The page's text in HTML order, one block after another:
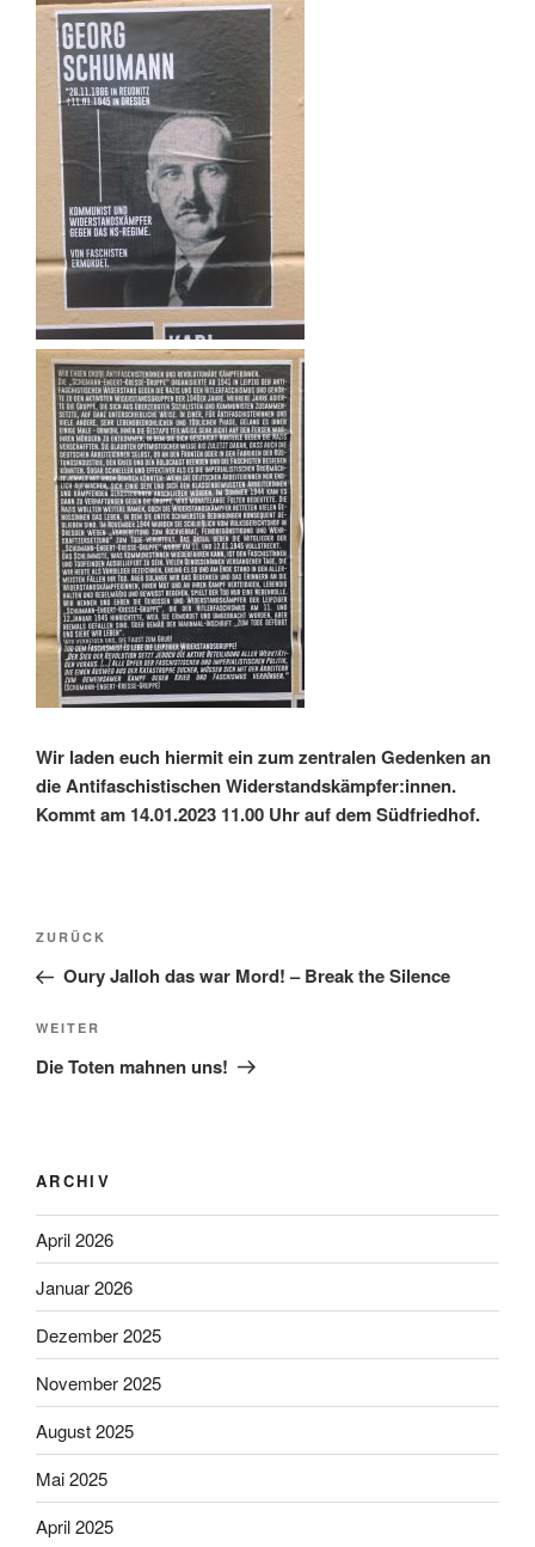
Wir laden euch hiermit ein zum zentralen Gedenken an
die Antifaschistischen Widerstandskämpfer:innen.
Kommt am 14.01.2023 11.00 Uhr auf dem Südfriedhof.
Beitragsnavigation
Vorheriger
Beitrag
ZURÜCK
Oury Jalloh das war Mord! – Break the Silence
Nächster
Beitrag
WEITER
Die Toten mahnen uns!
ARCHIV
April 2026
Januar 2026
Dezember 2025
November 2025
August 2025
Mai 2025
April 2025